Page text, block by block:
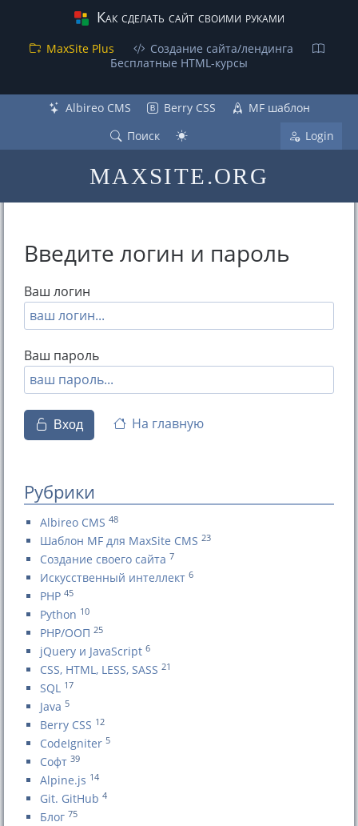
Как сделать сайт своими руками
MaxSite Plus
Создание сайта/лендинга
Бесплатные НТML-курсы
MAXSITE.ORG
Albireo CMS Berry CSS
MF шаблон
Поиск
Login
Введите логин и пароль
Ваш логин
Ваш пароль
Вход На главную
Рубрики
Albireo CMS 48
Шаблон MF для MaxSite CMS 23
Создание своего сайта 7
Искусственный интеллект 6
PHP 45
Python 10
PHP/ООП 25
jQuery и JavaScript 6
CSS, HTML, LESS, SASS 21
SQL 17
Java 5
Berry CSS 12
CodeIgniter 5
Софт 39
Alpine.js 14
Git. GitHub 4
Блог 75